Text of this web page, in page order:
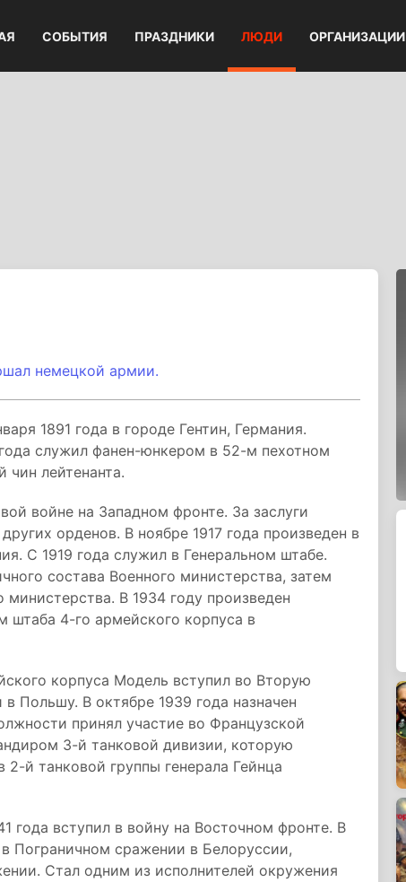
СОБЫТИЯ ПРАЗДНИКИ ЛЮДИ ОРГАНИЗАЦИИ
немецкой армии.
1891 года в городе Гентин, Германия.
служил фанен-юнкером в 52-м пехотном
чин лейтенанта.
войне на Западном фронте. За заслуги
орденов. В ноябре 1917 года произведен в
С 1919 года служил в Генеральном штабе.
состава Военного министерства, затем
министерства. В 1934 году произведен
штаба 4-го армейского корпуса в
корпуса Модель вступил во Вторую
Польшу. В октябре 1939 года назначен
принял участие во Французской
3-й танковой дивизии, которую
й танковой группы генерала Гейнца
вступил в войну на Восточном фронте. В
Пограничном сражении в Белоруссии,
Стал одним из исполнителей окружения